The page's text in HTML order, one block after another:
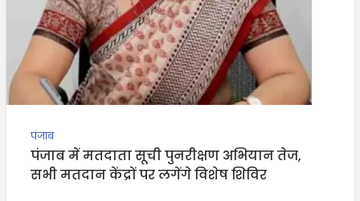
पंजाब
पंजाब में मतदाता सूची पुनरीक्षण अभियान तेज,
सभी मतदान केंद्रों पर लगेंगे विशेष शिविर